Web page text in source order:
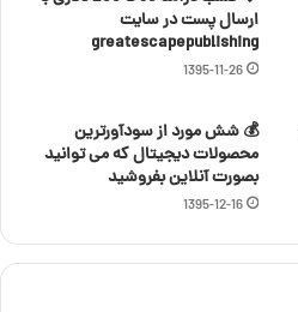
ارسال پست در سایت
greatescapepublishing
1395-11-26
💰 شش مورد از سودآورترین
محصولات دیجیتال که می توانید
بصورت آنلاین بفروشید
1395-12-16